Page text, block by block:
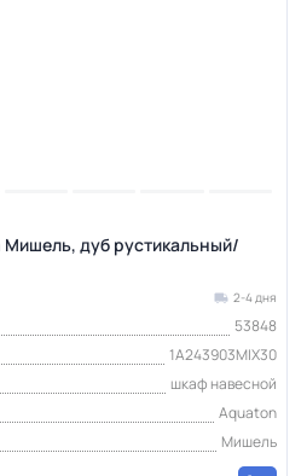
дуб рустикальный/
2-4 дня
53848
1A243903MIX30
шкаф навесной
Aquaton
Мишель